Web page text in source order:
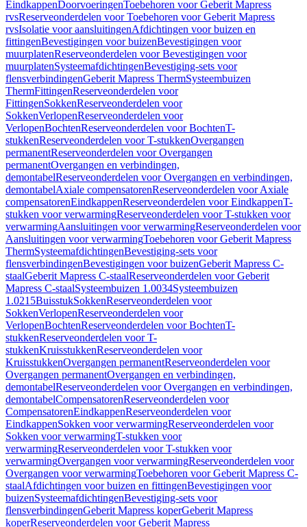
EindkappenDoorvoeringenToebehoren voor Geberit Mapress
rvsReserveonderdelen voor Toebehoren voor Geberit Mapress
rvsIsolatie voor aansluitingenAfdichtingen voor buizen en
fittingenBevestigingen voor buizenBevestigingen voor
muurplatenReserveonderdelen voor Bevestigingen voor
muurplatenSysteemafdichtingenBevestiging-sets voor
flensverbindingenGeberit Mapress ThermSysteembuizen
ThermFittingenReserveonderdelen voor
FittingenSokkenReserveonderdelen voor
SokkenVerlopenReserveonderdelen voor
VerlopenBochtenReserveonderdelen voor BochtenT-
stukkenReserveonderdelen voor T-stukkenOvergangen
permanentReserveonderdelen voor Overgangen
permanentOvergangen en verbindingen,
demontabelReserveonderdelen voor Overgangen en verbindingen,
demontabelAxiale compensatorenReserveonderdelen voor Axiale
compensatorenEindkappenReserveonderdelen voor EindkappenT-
stukken voor verwarmingReserveonderdelen voor T-stukken voor
verwarmingAansluitingen voor verwarmingReserveonderdelen voor
Aansluitingen voor verwarmingToebehoren voor Geberit Mapress
ThermSysteemafdichtingenBevestiging-sets voor
flensverbindingenBevestigingen voor buizenGeberit Mapress C-
staalGeberit Mapress C-staalReserveonderdelen voor Geberit
Mapress C-staalSysteembuizen 1.0034Systeembuizen
1.0215BuisstukSokkenReserveonderdelen voor
SokkenVerlopenReserveonderdelen voor
VerlopenBochtenReserveonderdelen voor BochtenT-
stukkenReserveonderdelen voor T-
stukkenKruisstukkenReserveonderdelen voor
KruisstukkenOvergangen permanentReserveonderdelen voor
Overgangen permanentOvergangen en verbindingen,
demontabelReserveonderdelen voor Overgangen en verbindingen,
demontabelCompensatorenReserveonderdelen voor
CompensatorenEindkappenReserveonderdelen voor
EindkappenSokken voor verwarmingReserveonderdelen voor
Sokken voor verwarmingT-stukken voor
verwarmingReserveonderdelen voor T-stukken voor
verwarmingOvergangen voor verwarmingReserveonderdelen voor
Overgangen voor verwarmingToebehoren voor Geberit Mapress C-
staalAfdichtingen voor buizen en fittingenBevestigingen voor
buizenSysteemafdichtingenBevestiging-sets voor
flensverbindingenGeberit Mapress koperGeberit Mapress
koperReserveonderdelen voor Geberit Mapress